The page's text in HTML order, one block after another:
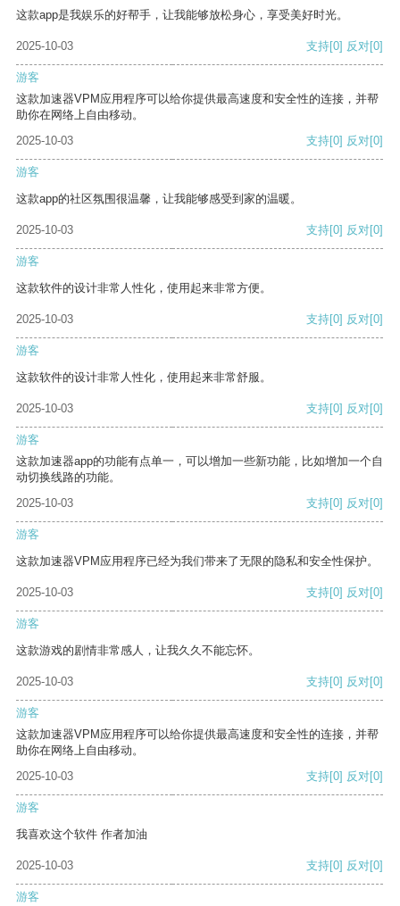
这款app是我娱乐的好帮手，让我能够放松身心，享受美好时光。
2025-10-03 支持[0] 反对[0]
游客
这款加速器VPM应用程序可以给你提供最高速度和安全性的连接，并帮
助你在网络上自由移动。
2025-10-03
支持[0] 反对[0]
游客
这款app的社区氛围很温馨，让我能够感受到家的温暖。
2025-10-03 支持[0] 反对[0]
游客
这款软件的设计非常人性化，使用起来非常方便。
2025-10-03 支持[0] 反对[0]
游客
这款软件的设计非常人性化，使用起来非常舒服。
2025-10-03 支持[0] 反对[0]
游客
这款加速器app的功能有点单一，可以增加一些新功能，比如增加一个自
动切换线路的功能。
2025-10-03
支持[0] 反对[0]
游客
这款加速器VPM应用程序已经为我们带来了无限的隐私和安全性保护。
2025-10-03 支持[0] 反对[0]
游客
这款游戏的剧情非常感人，让我久久不能忘怀。
2025-10-03 支持[0] 反对[0]
游客
这款加速器VPM应用程序可以给你提供最高速度和安全性的连接，并帮
助你在网络上自由移动。
2025-10-03
支持[0] 反对[0]
游客
我喜欢这个软件 作者加油
2025-10-03 支持[0] 反对[0]
游客